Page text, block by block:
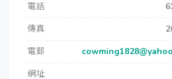
電話
傳真
電郵
網址